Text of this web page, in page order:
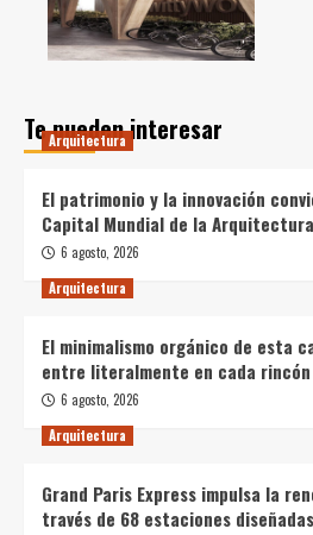
Te pueden interesar
Arquitectura
El patrimonio y la innovación
Capital Mundial de la
6 agosto, 2026
Arquitectura
El minimalismo orgánico de esta
entre literalmente en cada rincón
6 agosto, 2026
Arquitectura
Grand Paris Express impulsa la
través de 68 estaciones